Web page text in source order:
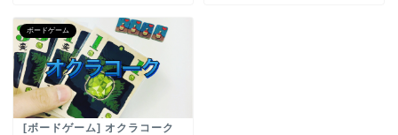
ボードゲーム
[ボードゲーム] オクラコーク